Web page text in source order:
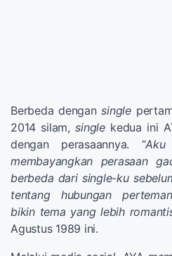
Berbeda dengansingle
2014 silam,singlekedua ini
dengan perasaannya. “
membayangkan perasaan
berbeda dari single-ku
tentang hubungan
bikin tema yang lebih
Agustus 1989 ini.